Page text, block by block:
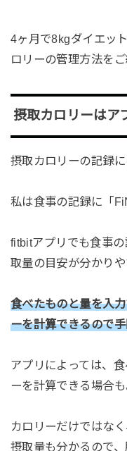
4ヶ月で8kgダイエッ
ロリーの管理方法をご
摂取カロリーはア
摂取カロリーの記録
私は食事の記録に「
fitbitアプリでも食事
取量の目安が分かり
食べたものと量を入
ーを計算できるので
アプリによっては、
ーを計算できる場合も
カロリーだけではな
摂取量も分かるので